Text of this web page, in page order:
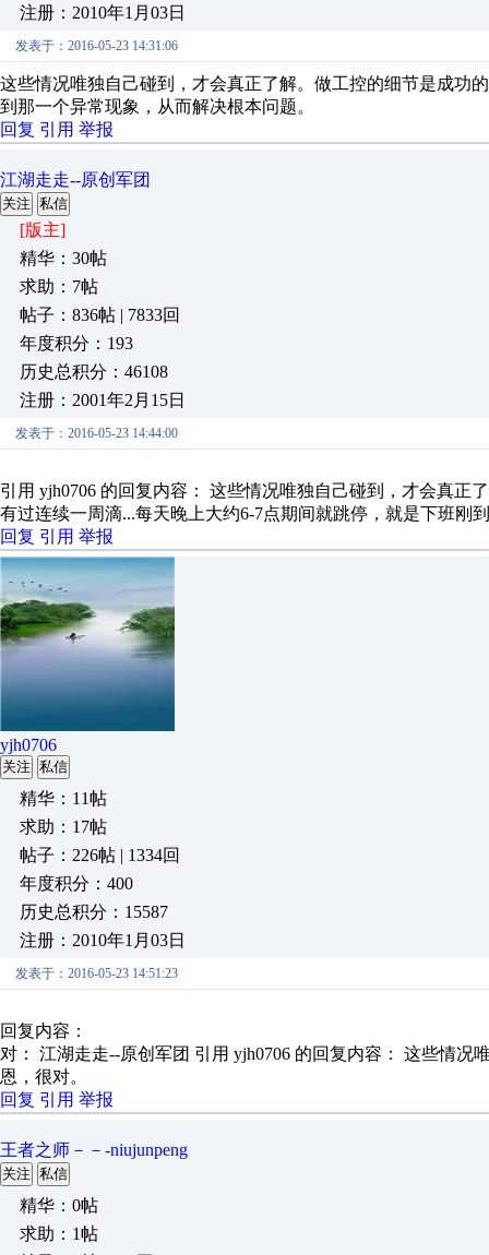
注册：2010年1月03日
发表于：2016-05-23 14:31:06
这些情况唯独自己碰到，才会真正了解。做工控的细节是成功
到那一个异常现象，从而解决根本问题。
回复 引用 举报
江湖走走--原创军团
关注 私信
[版主]
精华：30帖
求助：7帖
帖子：836帖 | 7833回
年度积分：193
历史总积分：46108
注册：2001年2月15日
发表于：2016-05-23 14:44:00
引用 yjh0706 的回复内容： 这些情况唯独自己碰到，才会真正
有过连续一周滴...每天晚上大约6-7点期间就跳停，就是下班刚
回复 引用 举报
yjh0706
关注 私信
精华：11帖
求助：17帖
帖子：226帖 | 1334回
年度积分：400
历史总积分：15587
注册：2010年1月03日
发表于：2016-05-23 14:51:23
回复内容：
对： 江湖走走--原创军团 引用 yjh0706 的回复内容： 这些情况
恩，很对。
回复 引用 举报
王者之师－－-niujunpeng
关注 私信
精华：0帖
求助：1帖